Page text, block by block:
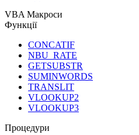
VBA Макроси
Функції
CONCATIF
NBU_RATE
GETSUBSTR
SUMINWORDS
TRANSLIT
VLOOKUP2
VLOOKUP3
Процедури